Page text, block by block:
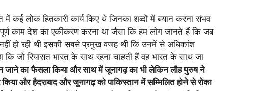
कई लोक हितकारी कार्य किए थे जिनका शब्दों में बयान करना संभव
काम देश का एकीकरण करना था जैसा कि हम लोग जानते हैं कि जब
हो रही थी इसकी सबसे प्रमुख वजह थी कि उनमें से अधिकांश
कि जो रियासत भारत के साथ रहना चाहती हैं वह भारत के साथ जा
जाने का फैसला किया और साथ में जूनागढ़ का भी लेकिन लौह पुरुष ने
और हैदराबाद और जूनागढ़ को पाकिस्तान में सम्मिलित होने से रोका